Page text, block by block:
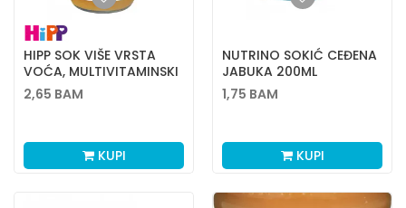
HIPP SOK VIŠE VRSTA
VOĆA, MULTIVITAMINSKI
200ML
2,65 BAM
KUPI
NUTRINO SOKIĆ CEĐENA
JABUKA 200ML
1,75 BAM
KUPI